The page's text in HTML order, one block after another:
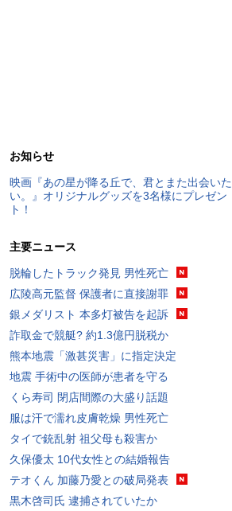
お知らせ
映画『あの星が降る丘で、君とまた出会いた
い。』オリジナルグッズを3名様にプレゼン
ト！
主要ニュース
脱輪したトラック発見 男性死亡
広陵高元監督 保護者に直接謝罪
銀メダリスト 本多灯被告を起訴
詐取金で競艇? 約1.3億円脱税か
熊本地震「激甚災害」に指定決定
地震 手術中の医師が患者を守る
くら寿司 閉店間際の大盛り話題
服は汗で濡れ皮膚乾燥 男性死亡
タイで銃乱射 祖父母も殺害か
久保優太 10代女性との結婚報告
テオくん 加藤乃愛との破局発表
黒木啓司氏 逮捕されていたか